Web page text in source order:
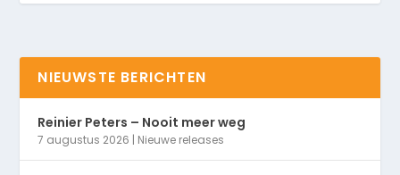
NIEUWSTE BERICHTEN
Reinier Peters – Nooit meer weg
7 augustus 2026 | Nieuwe releases